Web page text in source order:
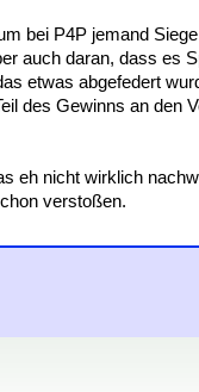
bei P4P jemand
auch daran, dass es
etwas abgefedert
des Gewinns an den
eh nicht wirklich
verstoßen.